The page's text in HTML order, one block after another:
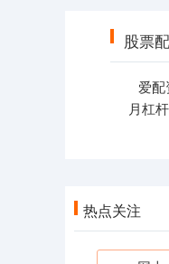
股票
爱
月杠
热点关注